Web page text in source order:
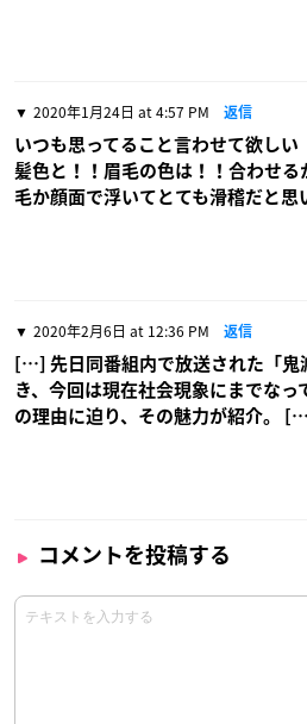
2020年1月24日 at 4:57 PM 返信
いつも思ってること言わせて欲しい
髪色と！！眉毛の色は！！合わせる
毛か顔面で浮いてとても滑稽だと思
2020年2月6日 at 12:36 PM 返信
[…] 先日同番組内で放送された「鬼
き、今回は現在社会現象にまでなっ
の理由に迫り、その魅力が紹介。
コメントを投稿する